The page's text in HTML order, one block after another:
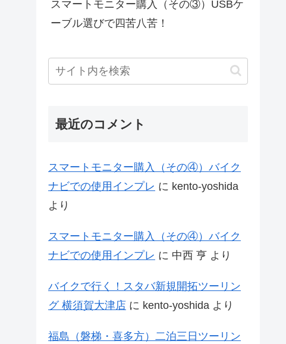
スマートモニター購入（その③）USBケ
ーブル選びで四苦八苦！
最近のコメント
スマートモニター購入（その④）バイク
ナビでの使用インプレ に kento-yoshida
より
スマートモニター購入（その④）バイク
ナビでの使用インプレ に 中西 亨 より
バイクで行く！スタバ新規開拓ツーリン
グ 横須賀大津店 に kento-yoshida より
福島（磐梯・喜多方）二泊三日ツーリン